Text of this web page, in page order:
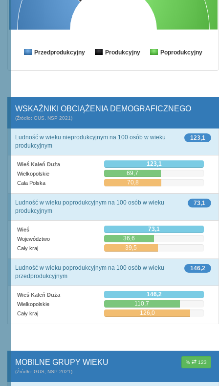
Przedprodukcyjny Produkcyjny Poprodukcyjny
WSKAŹNIKI OBCIĄŻENIA DEMOGRAFICZNEGO
(Źródło: GUS, NSP 2021)
123,1
Ludność w wieku nieprodukcyjnym na 100 osób w wieku
produkcyjnym
Wieś Kaleń Duża 123,1
Wielkopolskie 69,7
Cała Polska 70,8
73,1
Ludność w wieku poprodukcyjnym na 100 osób w wieku
produkcyjnym
Wieś 73,1
Województwo 36,6
Cały kraj 39,5
146,2
Ludność w wieku poprodukcyjnym na 100 osób w wieku
przedprodukcyjnym
Wieś Kaleń Duża 146,2
Wielkopolskie 110,7
Cały kraj 126,0
% 123
MOBILNE GRUPY WIEKU
(Źródło: GUS, NSP 2021)